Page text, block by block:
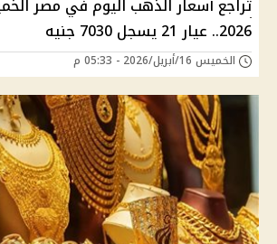
2026.. عيار 21 يسجل 7030 جنيه
الخميس 16/أبريل/2026 - 05:33 م